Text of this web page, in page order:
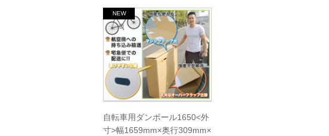
自転車用ダンボール1650<外
寸>幅1659mm×奥行309mm×